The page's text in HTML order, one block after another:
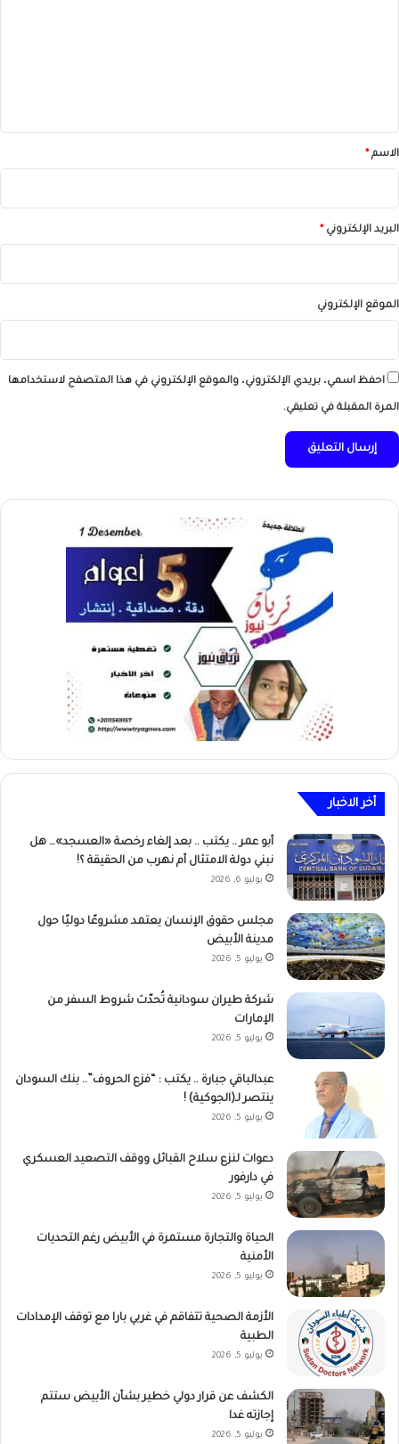
*الاسم*
البريد الإلكتروني*
الموقع الإلكتروني
احفظ اسمي، بريدي الإلكتروني، والموقع الإلكتروني في هذا المتصفح لاستخدامها
المرة المقبلة في تعليقي.
أخر الاخبار
أبو عمر .. يكتب .. بعد إلغاء رخصة «العسجد»… هل
نبني دولة الامتثال أم نهرب من الحقيقة ؟!
يوليو 6, 2026
مجلس حقوق الإنسان يعتمد مشروعًا دوليًا حول
مدينة الأبيض
يوليو 5, 2026
شركة طيران سودانية تُحدّث شروط السفر من
الإمارات
يوليو 5, 2026
عبدالباقي جبارة .. يكتب : “فزع الحروف”.. بنك السودان
ينتصر لـ(الجوكية) !
يوليو 5, 2026
دعوات لنزع سلاح القبائل ووقف التصعيد العسكري
في دارفور
يوليو 5, 2026
الحياة والتجارة مستمرة في الأبيض رغم التحديات
الأمنية
يوليو 5, 2026
الأزمة الصحية تتفاقم في غربي بارا مع توقف الإمدادات
الطبية
يوليو 5, 2026
الكشف عن قرار دولي خطير بشأن الأبيض ستتم
إجازته غدا
يوليو 5, 2026